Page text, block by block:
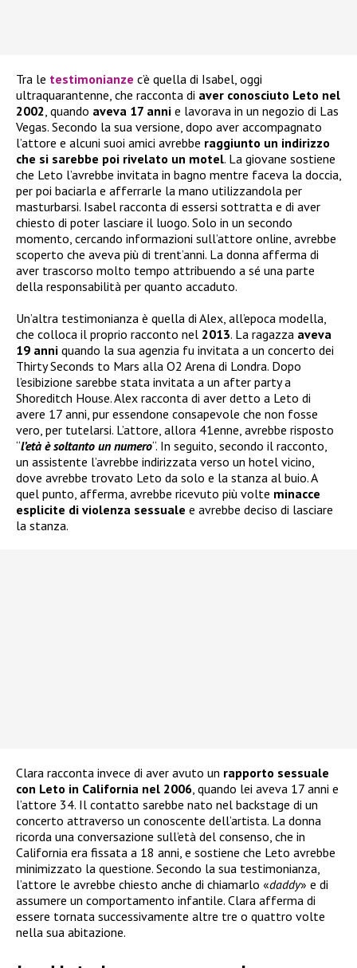
Tra le testimonianze c’è quella di Isabel, oggi
ultraquarantenne, che racconta di aver conosciuto Leto nel
2002 , quando aveva 17 anni e lavorava in un negozio di Las
Vegas. Secondo la sua versione, dopo aver accompagnato
l’attore e alcuni suoi amici avrebbe raggiunto un indirizzo
che si sarebbe poi rivelato un motel. La giovane sostiene
che Leto l’avrebbe invitata in bagno mentre faceva la doccia,
per poi baciarla e afferrarle la mano utilizzandola per
masturbarsi. Isabel racconta di essersi sottratta e di aver
chiesto di poter lasciare il luogo. Solo in un secondo
momento, cercando informazioni sull’attore online, avrebbe
scoperto che aveva più di trent’anni. La donna afferma di
aver trascorso molto tempo attribuendo a sé una parte
della responsabilità per quanto accaduto.
Un’altra testimonianza è quella di Alex, all’epoca modella,
che colloca il proprio racconto nel 2013. La ragazza aveva
19 anni quando la sua agenzia fu invitata a un concerto dei
Thirty Seconds to Mars alla O2 Arena di Londra. Dopo
l’esibizione sarebbe stata invitata a un after party a
Shoreditch House. Alex racconta di aver detto a Leto di
avere 17 anni, pur essendone consapevole che non fosse
vero, per tutelarsi. L’attore, allora 41enne, avrebbe risposto
“l’età è soltanto un numero“. In seguito, secondo il racconto,
un assistente l’avrebbe indirizzata verso un hotel vicino,
dove avrebbe trovato Leto da solo e la stanza al buio. A
quel punto, afferma, avrebbe ricevuto più volte minacce
esplicite di violenza sessuale e avrebbe deciso di lasciare
la stanza.
Clara racconta invece di aver avuto un rapporto sessuale
con Leto in California nel 2006 , quando lei aveva 17 anni e
l’attore 34. Il contatto sarebbe nato nel backstage di un
concerto attraverso un conoscente dell’artista. La donna
ricorda una conversazione sull’età del consenso, che in
California era fissata a 18 anni, e sostiene che Leto avrebbe
minimizzato la questione. Secondo la sua testimonianza,
l’attore le avrebbe chiesto anche di chiamarlo «daddy» e di
assumere un comportamento infantile. Clara afferma di
essere tornata successivamente altre tre o quattro volte
nella sua abitazione.